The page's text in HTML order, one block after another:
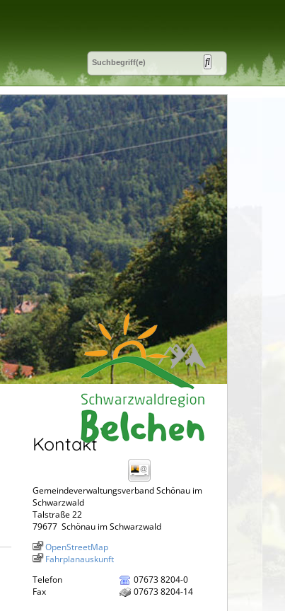
Kontakt
Gemeindeverwaltungsverband Schönau im
Schwarzwald
Talstraße 22
79677 Schönau im Schwarzwald
OpenStreetMap
Fahrplanauskunft
Telefon
07673 8204-0
Fax
07673 8204-14